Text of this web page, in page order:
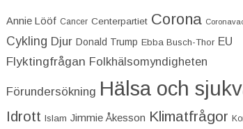
Annie Lööf Cancer Centerpartiet‎ Corona
Cykling Djur Donald Trump Ebba Busch-Thor EU
Flyktingfrågan Folkhälsomyndigheten
Förundersökning Hälsa och
Idrott Islam Jimmie Åkesson Klimatfrågor